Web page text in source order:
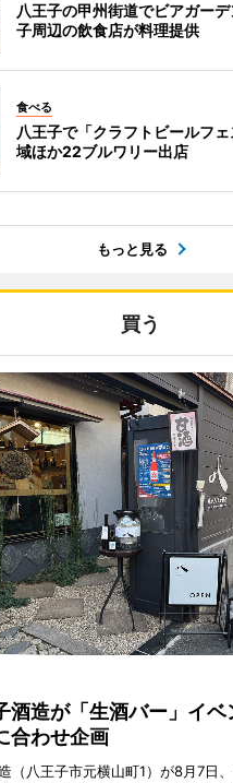
八王子の甲州街道でビアガー
子周辺の飲食店が料理提供
食べる
八王子で「クラフトビールフ
域ほか22ブルワリー出店
もっと見る
買う
酒造が「生酒バー」イ
合わせ企画
（八王子市元横山町1）が8月7日